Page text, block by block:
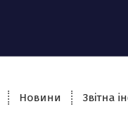
Новини Звітна